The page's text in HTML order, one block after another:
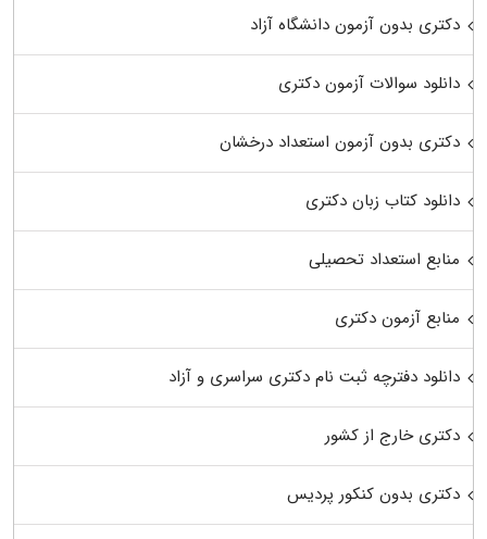
دکتری بدون آزمون دانشگاه آزاد
دانلود سوالات آزمون دکتری
دکتری بدون آزمون استعداد درخشان
دانلود کتاب زبان دکتری
منابع استعداد تحصیلی
منابع آزمون دکتری
دانلود دفترچه ثبت نام دکتری سراسری و آزاد
دکتری خارج از کشور
دکتری بدون کنکور پردیس